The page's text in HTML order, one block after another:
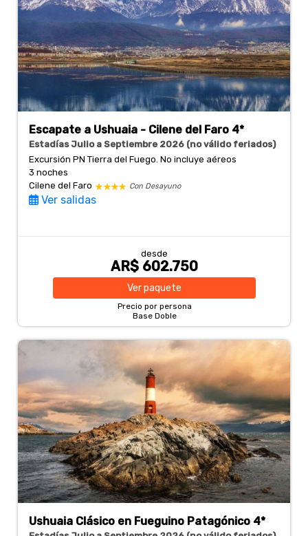
Escapate a Ushuaia - Cilene del Faro 4*
Estadías Julio a Septiembre 2026 (no válido feriados)
Excursión PN Tierra del Fuego. No incluye aéreos
3 noches
Cilene del Faro
Con Desayuno
Ver salidas
desde
AR$ 602.750
Verpaquete
Precio por persona
Base Doble
Ushuaia Clásico en Fueguino Patagónico 4*